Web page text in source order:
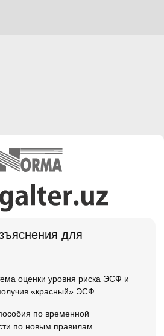
для
оценки уровня риска ЭСФ и
«красный» ЭСФ
по временной
по новым правилам